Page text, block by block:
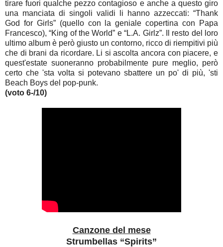
tirare fuori qualche pezzo contagioso e anche a questo giro
una manciata di singoli validi li hanno azzeccati: “Thank
God for Girls” (quello con la geniale copertina con Papa
Francesco), “King of the World” e “L.A. Girlz”. Il resto del loro
ultimo album è però giusto un contorno, ricco di riempitivi più
che di brani da ricordare. Li si ascolta ancora con piacere, e
quest'estate suoneranno probabilmente pure meglio, però
certo che 'sta volta si potevano sbattere un po' di più, 'sti
Beach Boys del pop-punk.
(voto 6-/10)
Canzone del mese
Strumbellas “Spirits”